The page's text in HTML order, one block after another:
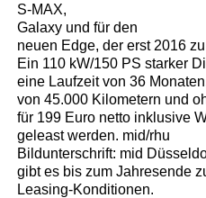
S-MAX,
Galaxy und für den
neuen Edge, der erst 2016
Ein 110 kW/150 PS starker
eine Laufzeit von 36
von 45.000 Kilometern und
für 199 Euro netto inklusive
geleast werden. mid/rhu
Bildunterschrift: mid
gibt es bis zum Jahresende
Leasing-Konditionen.